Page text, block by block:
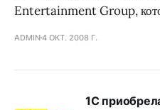
Entertainment Group,
ADMIN4 ОКТ. 2008 Г.
1С